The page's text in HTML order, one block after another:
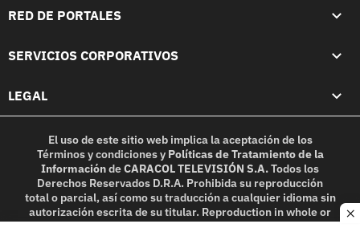
RED DE PORTALES
SERVICIOS CORPORATIVOS
LEGAL
El uso de este sitio web implica la aceptación de los
Términos y condicionesy Políticas de Tratamiento de la
InformacióndeCARACOL TELEVISIÓN S.A.Todos los
Derechos Reservados D.R.A. Prohibida su reproducción
total o parcial, así como su traducción a cualquier idioma sin
autorización escrita de su titular. Reproduction in whole or
in part, or translation without written permission is